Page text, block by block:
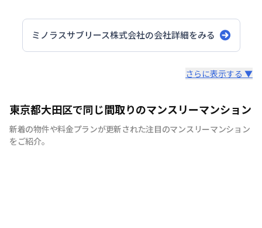
ミノラスサブリース株式会社の会社詳細をみる
当社は東京都大田区・品川区・川崎駅周辺を主に260部屋
運営をしております。地域密着型でお客様にとって最適な
お部屋のご紹介をさせていただきます。駐車場付きやご家
族様向けの広めのお部屋、出張の際の宿舎利用までご用意
さらに表示する ▼
東京都大田区で同じ間取りのマンスリーマンション
新着の物件や料金プランが更新された注目のマンスリーマンション
をご紹介。